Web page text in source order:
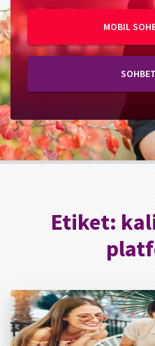
MOBIL
Etiket: